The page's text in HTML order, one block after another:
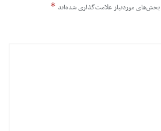
بخش‌های موردنیاز علامت‌گذاری شده‌اند *